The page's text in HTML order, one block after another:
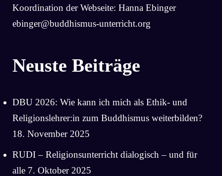
Koordination der Webseite: Hanna Ebinger
ebinger@buddhismus-unterricht.org
Neuste Beiträge
DBU 2026: Wie kann ich mich als Ethik- und
Religionslehrer:in zum Buddhismus weiterbilden?
18. November 2025
RUDI – Religionsunterricht dialogisch – und für
alle 7. Oktober 2025